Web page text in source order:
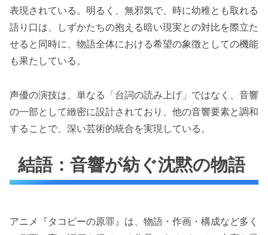
表現されている。明るく、無邪気で、時に幼稚とも取れる
語り口は、しずかたちの抱える暗い現実との対比を際立た
せると同時に、物語全体における希望の象徴としての機能
も果たしている。
声優の演技は、単なる「台詞の読み上げ」ではなく、音響
の一部として緻密に設計されており、他の音響要素と調和
することで、深い芸術的統合を実現している。
結語：音響が紡ぐ沈黙の物語
アニメ『タコピーの原罪』は、物語・作画・構成など多く